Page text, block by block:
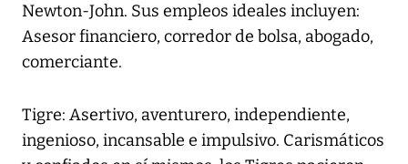
Newton-John. Sus empleos ideales incluyen:
Asesor financiero, corredor de bolsa, abogado,
comerciante.
Tigre: Asertivo, aventurero, independiente,
ingenioso, incansable e impulsivo. Carismáticos